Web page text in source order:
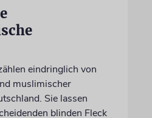
eindringlich von
muslimischer
Sie lassen
blinden Fleck